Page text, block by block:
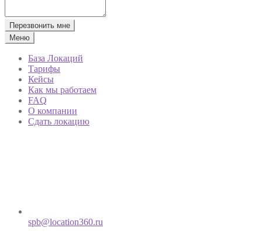
Перезвонить мне
Меню
База Локаций
Тарифы
Кейсы
Как мы работаем
FAQ
О компании
Сдать локацию
spb@location360.ru